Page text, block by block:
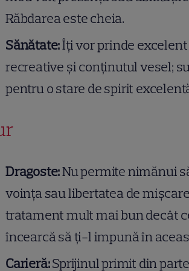
Răbdarea este cheia.
Sănătate:Îți vor prinde
recreative și conținutul vesel;
pentru o stare de spirit
Dragoste:Nu permite nimănui
voința sau libertatea de
tratament mult mai bun decât
încearcă să ți-l impună în
Carieră:Sprijinul primit din